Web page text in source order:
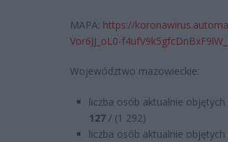
MAPA: https://
Vor6JJ_oL0-
Województwo mazowieckie:
liczba osób aktualnie objętych
127 / (1 292)
liczba osób aktualnie objętych